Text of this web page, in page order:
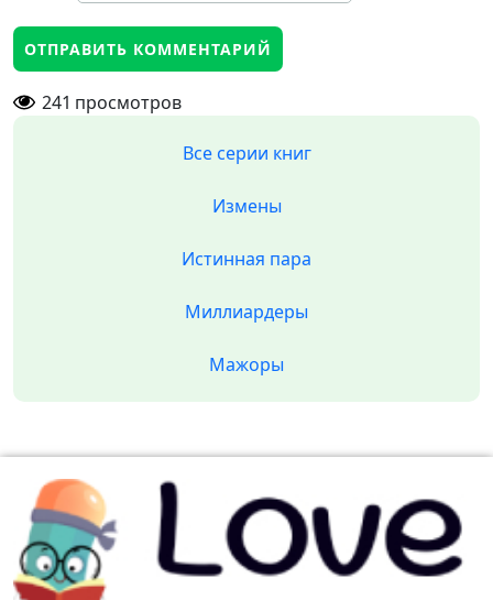
241 просмотров
Все серии книг
Измены
Истинная пара
Миллиардеры
Мажоры